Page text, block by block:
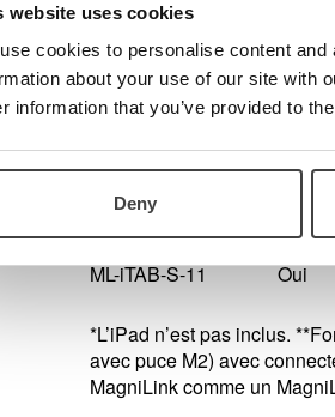
website uses cookies
cookies to personalise content
about your use of our site with
information that you’ve provided to
Deny
Vue d’ensemble
N° d’article*
ML-iTAB-S-13PRO
Oui
ML-iTAB-SC-12.9
ML-iTAB-S-12.9
ML-iTAB-SC-11
Oui
ML-iTAB-S-11
Oui
*L’iPad n’est pas inclus.
avec puce M2) avec
MagniLink comme un